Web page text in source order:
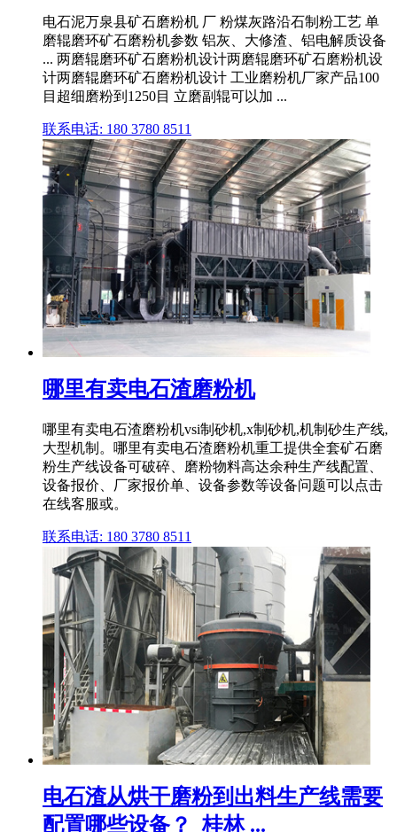
电石泥万泉县矿石磨粉机 厂 粉煤灰路沿石制粉工艺 单
磨辊磨环矿石磨粉机参数 铝灰、大修渣、铝电解质设备
... 两磨辊磨环矿石磨粉机设计两磨辊磨环矿石磨粉机设
计两磨辊磨环矿石磨粉机设计 工业磨粉机厂家产品100
目超细磨粉到1250目 立磨副辊可以加 ...
联系电话: 180 3780 8511
哪里有卖电石渣磨粉机
哪里有卖电石渣磨粉机vsi制砂机,x制砂机,机制砂生产线,
大型机制。哪里有卖电石渣磨粉机重工提供全套矿石磨
粉生产线设备可破碎、磨粉物料高达余种生产线配置、
设备报价、厂家报价单、设备参数等设备问题可以点击
在线客服或。
联系电话: 180 3780 8511
电石渣从烘干磨粉到出料生产线需要
配置哪些设备？_桂林 ...